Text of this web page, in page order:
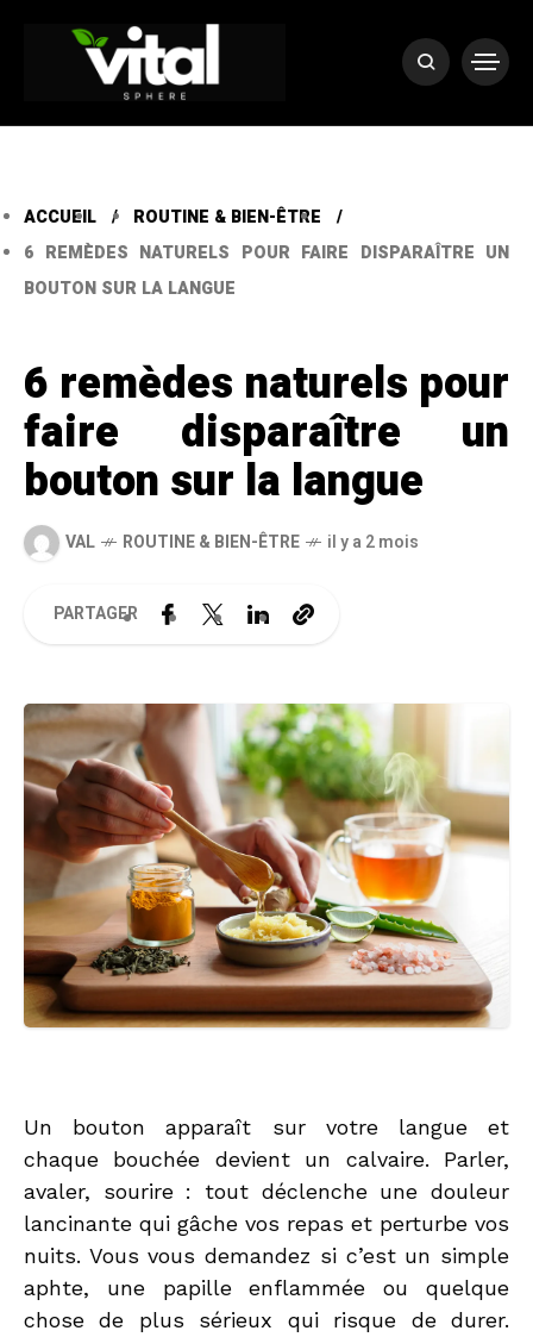
ACCUEIL
ROUTINE & BIEN-ÊTRE
6 REMÈDES NATURELS POUR FAIRE DISPARAÎTRE UN
BOUTON SUR LA LANGUE
6 remèdes naturels pour
faire disparaître un
bouton sur la langue
VAL ROUTINE & BIEN-ÊTRE il y a 2 mois
PARTAGER
Un bouton apparaît sur votre langue et
chaque bouchée devient un calvaire. Parler,
avaler, sourire : tout déclenche une douleur
lancinante qui gâche vos repas et perturbe vos
nuits. Vous vous demandez si c’est un simple
aphte, une papille enflammée ou quelque
chose de plus sérieux qui risque de durer.